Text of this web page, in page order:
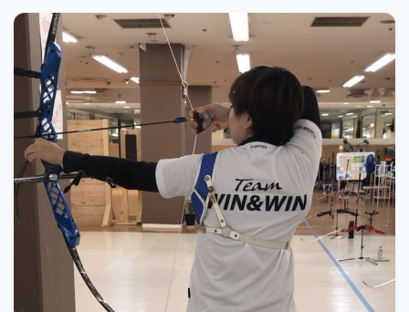
射形
押し手
引き手
フォロースルー
アンカー
初心者育成
チューニング